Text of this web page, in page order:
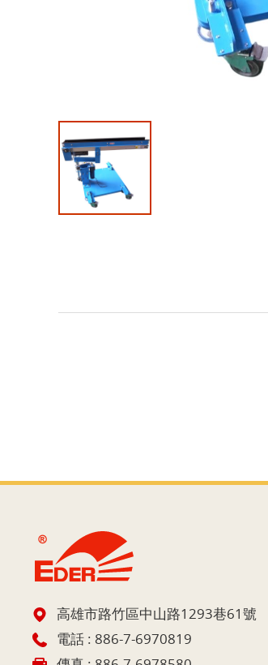
高雄市路竹區中山路1293巷61號
電話 : 886-7-6970819